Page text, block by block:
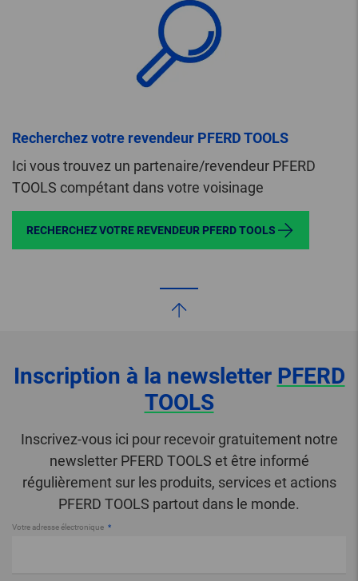
Recherchez votre revendeur PFERD TOOLS
Ici vous trouvez un partenaire/revendeur PFERD
TOOLS compétant dans votre voisinage
RECHERCHEZ VOTRE REVENDEUR PFERD TOOLS
Inscription à la newsletter PFERD
TOOLS
Inscrivez-vous ici pour recevoir gratuitement notre
newsletter PFERD TOOLS et être informé
régulièrement sur les produits, services et actions
PFERD TOOLS partout dans le monde.
Votre adresse électronique